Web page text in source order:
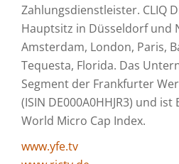
Zahlungsdienstleister. CLIQ
Hauptsitz in Düsseldorf und
Amsterdam, London, Paris,
Tequesta, Florida. Das
Segment der Frankfurter
(ISIN DE000A0HHJR3) und
World Micro Cap Index.
www.yfe.tv